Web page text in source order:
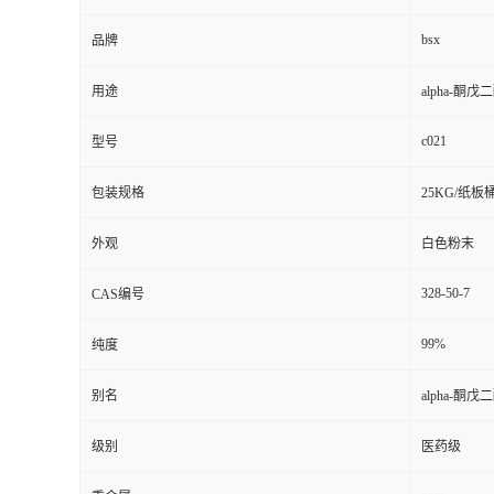
品牌 bsx
用途 alpha-酮戊
型号 c021
包装规格 25KG/纸板
外观 白色粉末
CAS编号 328-50-7
纯度 99%
别名 alpha-酮戊
级别 医药级